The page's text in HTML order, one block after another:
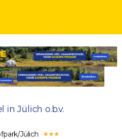
Jülich o.b.v.
Jülich